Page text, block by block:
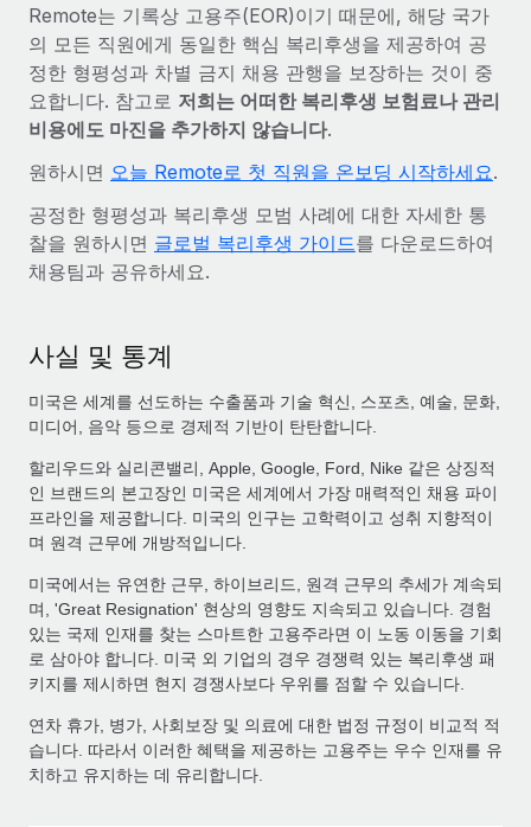
Remote는 기록상 고용주(EOR)이기 때문에, 해당 국가
의 모든 직원에게 동일한 핵심 복리후생을 제공하여 공
정한 형평성과 차별 금지 채용 관행을 보장하는 것이 중
요합니다. 참고로 저희는 어떠한 복리후생 보험료나 관리
비용에도 마진을 추가하지 않습니다.
원하시면 오늘 Remote로 첫 직원을 온보딩 시작하세요.
공정한 형평성과 복리후생 모범 사례에 대한 자세한 통
찰을 원하시면 글로벌 복리후생 가이드를 다운로드하여
채용팀과 공유하세요.
사실 및 통계
미국은 세계를 선도하는 수출품과 기술 혁신, 스포츠, 예술, 문화,
미디어, 음악 등으로 경제적 기반이 탄탄합니다.
할리우드와 실리콘밸리, Apple, Google, Ford, Nike 같은 상징적
인 브랜드의 본고장인 미국은 세계에서 가장 매력적인 채용 파이
프라인을 제공합니다. 미국의 인구는 고학력이고 성취 지향적이
며 원격 근무에 개방적입니다.
미국에서는 유연한 근무, 하이브리드, 원격 근무의 추세가 계속되
며, 'Great Resignation' 현상의 영향도 지속되고 있습니다. 경험
있는 국제 인재를 찾는 스마트한 고용주라면 이 노동 이동을 기회
로 삼아야 합니다. 미국 외 기업의 경우 경쟁력 있는 복리후생 패
키지를 제시하면 현지 경쟁사보다 우위를 점할 수 있습니다.
연차 휴가, 병가, 사회보장 및 의료에 대한 법정 규정이 비교적 적
습니다. 따라서 이러한 혜택을 제공하는 고용주는 우수 인재를 유
치하고 유지하는 데 유리합니다.